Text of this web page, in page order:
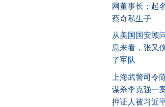
网董事长；起
蔡奇私生子
从美国国安顾
息来看，张又
了军队
上海武警司令
谋杀李克强一
押证人被习近